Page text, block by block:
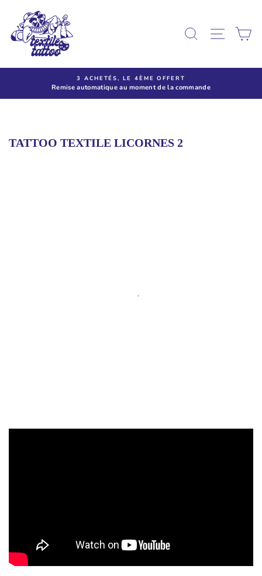
contenu
3 ACHETÉS, LE 4ÈME OFFERT
Remise automatique au moment de la commande
TATTOO TEXTILE LICORNES 2